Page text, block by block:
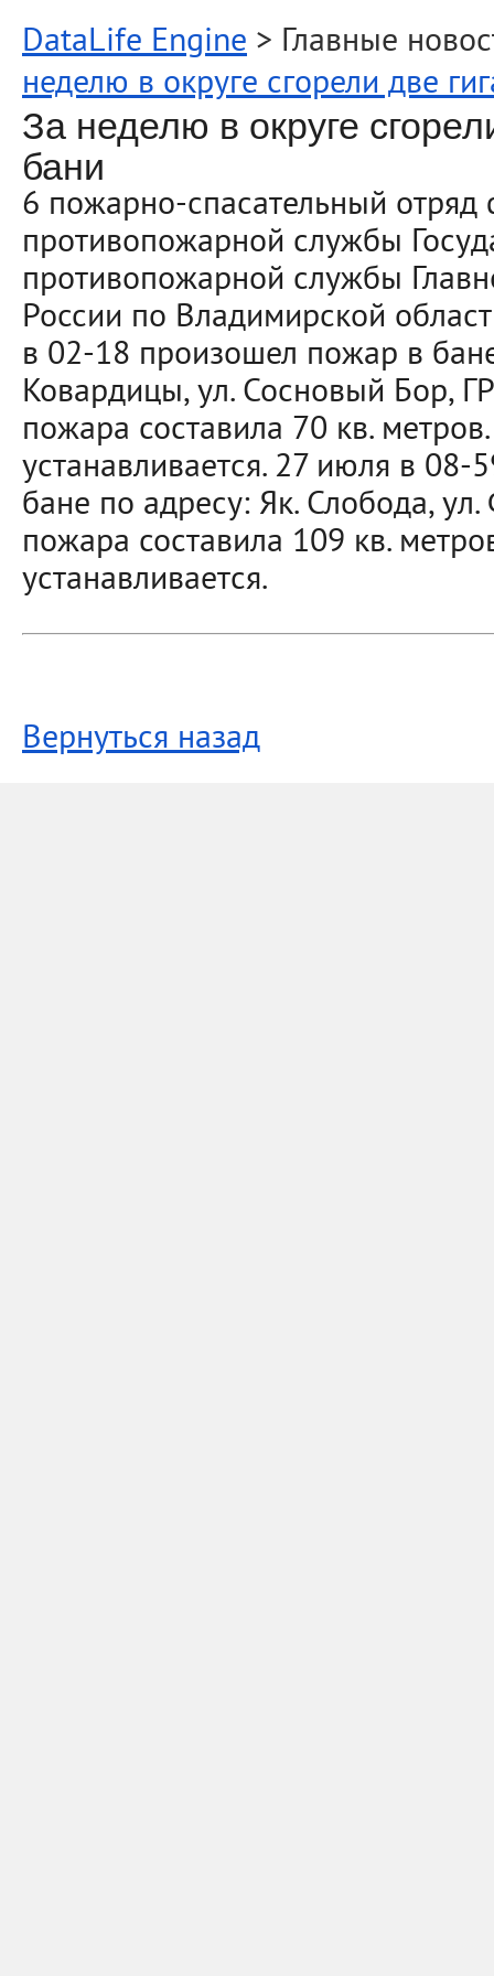
DataLife Engine > Главные
неделю в округе сгорели две
За неделю в округе
бани
6 пожарно-спасательный отряд
противопожарной службы
противопожарной службы
России по Владимирской
в 02-18 произошел пожар в
Ковардицы, ул. Сосновый Бор,
пожара составила 70 кв.
устанавливается. 27 июля в
бане по адресу: Як. Слобода,
пожара составила 109 кв.
устанавливается.
Вернуться назад